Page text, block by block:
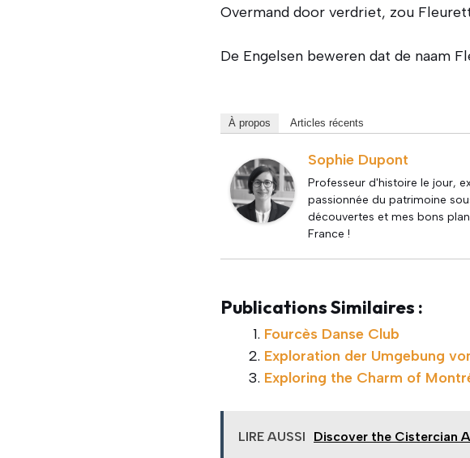
Overmand door verdriet, zou
De Engelsen beweren dat de naam
À propos Articles récents
Sophie Dupont
Professeur d'histoire le jour,
passionnée du patrimoine
découvertes et mes bons
France !
Publications Similaires :
Fourcès Danse Club
Exploration der Umgebung
Exploring the Charm of
LIRE AUSSI Discover the Cistercian